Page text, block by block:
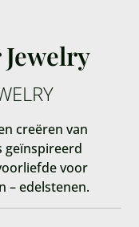
creëren van
geïnspireerd
voor
– edelstenen.